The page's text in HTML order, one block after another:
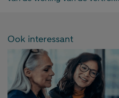
Ook interessant